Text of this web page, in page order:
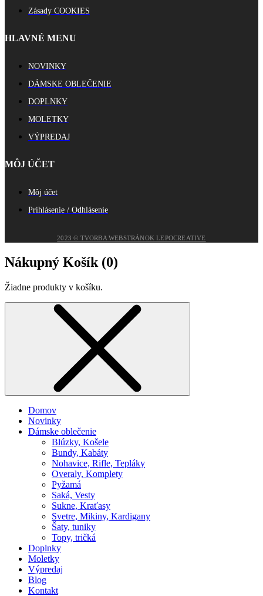
Zásady COOKIES
HLAVNÉ MENU
NOVINKY
DÁMSKE OBLEČENIE
DOPLNKY
MOLETKY
VÝPREDAJ
MÔJ ÚČET
Môj účet
Prihlásenie / Odhlásenie
2023 © TVORBA WEBSTRÁNOK LEPOCREATIVE
Nákupný Košík (0)
Žiadne produkty v košíku.
Domov
Novinky
Dámske oblečenie
Blúzky, Košele
Bundy, Kabáty
Nohavice, Rifle, Tepláky
Overaly, Komplety
Pyžamá
Saká, Vesty
Sukne, Kraťasy
Svetre, Mikiny, Kardigany
Šaty, tuniky
Topy, tričká
Doplnky
Moletky
Výpredaj
Blog
Kontakt